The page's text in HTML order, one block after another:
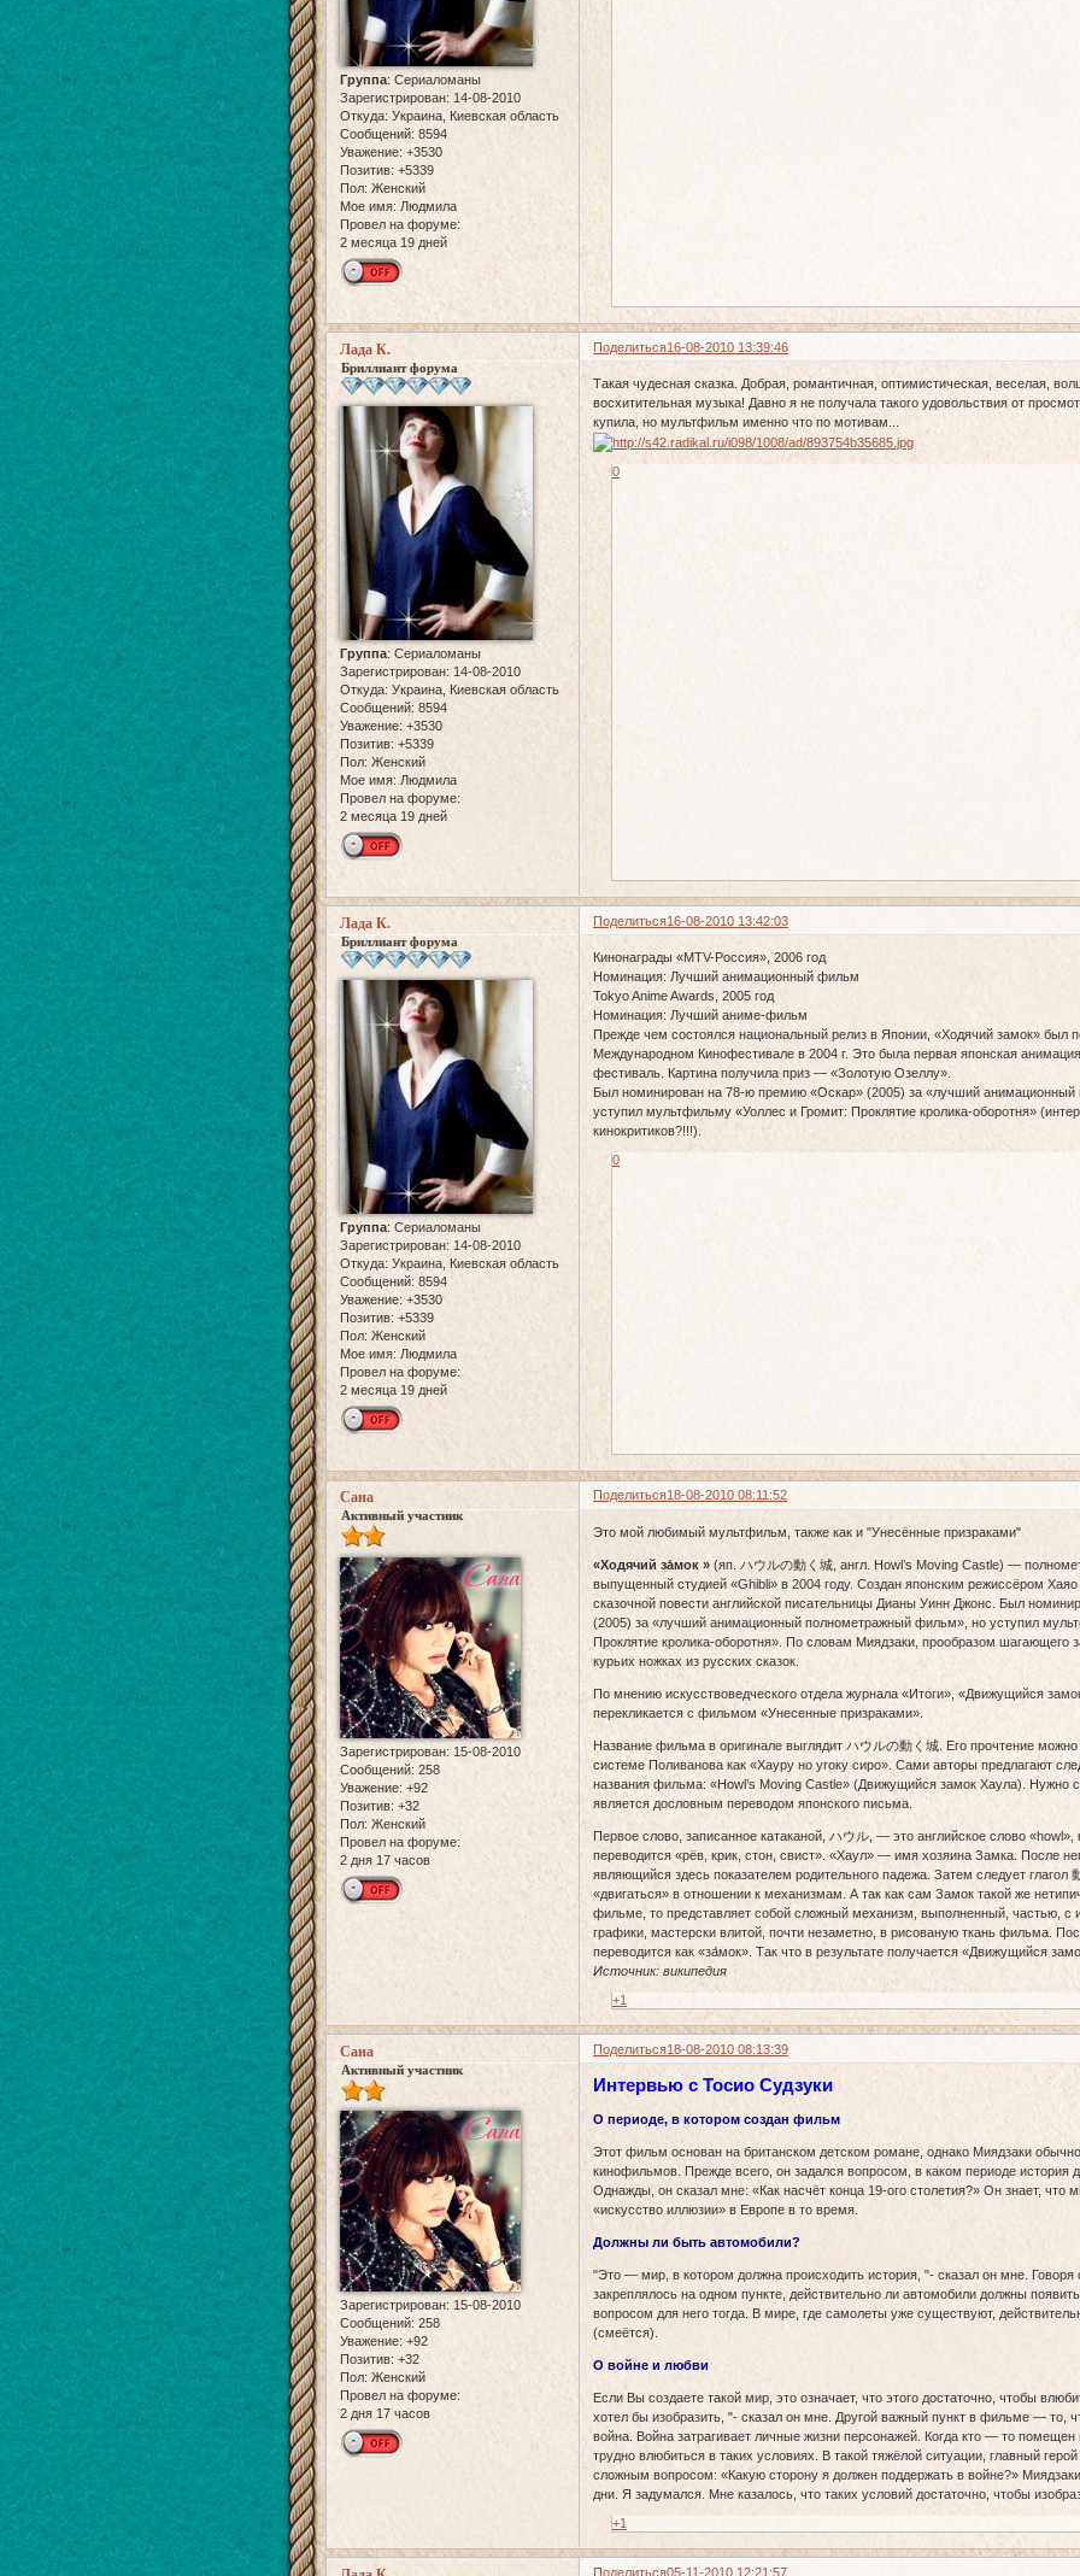
Группа: Сериаломаны
Зарегистрирован: 14-08-2010
Откуда: Украина, Киевская область
Сообщений: 8594
Уважение: +3530
Позитив: +5339
Пол: Женский
Мое имя: Людмила
Провел на форуме:
2 месяца 19 дней
Поделиться16-08-2010 13:39:46
Лада К.
Бриллиант форума
Группа: Сериаломаны
Зарегистрирован: 14-08-2010
Откуда: Украина, Киевская область
Сообщений: 8594
Уважение: +3530
Позитив: +5339
Пол: Женский
Мое имя: Людмила
Провел на форуме:
2 месяца 19 дней
Такая чудесная сказка. Добрая, романтичная, оптимистическая, веселая,
восхитительная музыка! Давно я не получала такого удовольствия от
купила, но мультфильм именно что по мотивам...
0
Поделиться16-08-2010 13:42:03
Лада К.
Бриллиант форума
Группа: Сериаломаны
Зарегистрирован: 14-08-2010
Откуда: Украина, Киевская область
Сообщений: 8594
Уважение: +3530
Позитив: +5339
Пол: Женский
Мое имя: Людмила
Провел на форуме:
2 месяца 19 дней
Кинонаграды «MTV-Россия», 2006 год
Номинация: Лучший анимационный фильм
Tokyo Anime Awards, 2005 год
Номинация: Лучший аниме-фильм
Прежде чем состоялся национальный релиз в Японии, «Ходячий замок» был
Международном Кинофестивале в 2004 г. Это была первая японская
фестиваль. Картина получила приз — «Золотую Озеллу».
Был номинирован на 78-ю премию «Оскар» (2005) за «лучший
уступил мультфильму «Уоллес и Громит: Проклятие кролика-оборотня»
кинокритиков?!!!).
0
Поделиться18-08-2010 08:11:52
Сана
Активный участник
Зарегистрирован: 15-08-2010
Сообщений: 258
Уважение: +92
Позитив: +32
Пол: Женский
Провел на форуме:
2 дня 17 часов
Это мой любимый мультфильм, также как и "Унесённые призраками"
«Ходячий за́мок » (яп. ハウルの動く城, англ. Howl’s Moving Castle) —
выпущенный студией «Ghibli» в 2004 году. Создан японским режиссёром
сказочной повести английской писательницы Дианы Уинн Джонс. Был
(2005) за «лучший анимационный полнометражный фильм», но уступил
Проклятие кролика-оборотня». По словам Миядзаки, прообразом шагающего
курьих ножках из русских сказок.
По мнению искусствоведческого отдела журнала «Итоги», «Движущийся
перекликается с фильмом «Унесенные призраками».
Название фильма в оригинале выглядит ハウルの動く城. Его прочтение можно
системе Поливанова как «Хауру но угоку сиро». Сами авторы предлагают
названия фильма: «Howl’s Moving Castle» (Движущийся замок Хаула). Нужно
является дословным переводом японского письма.
Первое слово, записанное катаканой, ハウル, — это английское слово «howl»,
переводится «рёв, крик, стон, свист». «Хаул» — имя хозяина Замка. После
являющийся здесь показателем родительного падежа. Затем следует глагол
«двигаться» в отношении к механизмам. А так как сам Замок такой же
фильме, то представляет собой сложный механизм, выполненный, частью, с
графики, мастерски влитой, почти незаметно, в рисованую ткань фильма.
переводится как «за́мок». Так что в результате получается «Движущийся
Источник: википедия
+1
Поделиться18-08-2010 08:13:39
Сана
Активный участник
Зарегистрирован: 15-08-2010
Сообщений: 258
Уважение: +92
Позитив: +32
Пол: Женский
Провел на форуме:
2 дня 17 часов
Интервью с Тосио Судзуки
О периоде, в котором создан фильм
Этот фильм основан на британском детском романе, однако Миядзаки
кинофильмов. Прежде всего, он задался вопросом, в каком периоде история
Однажды, он сказал мне: «Как насчёт конца 19-ого столетия?» Он знает, что
«искусство иллюзии» в Европе в то время.
Должны ли быть автомобили?
"Это — мир, в котором должна происходить история, "- сказал он мне. Говоря
закреплялось на одном пункте, действительно ли автомобили должны
вопросом для него тогда. В мире, где самолеты уже существуют,
(смеётся).
О войне и любви
Если Вы создаете такой мир, это означает, что этого достаточно, чтобы
хотел бы изобразить, "- сказал он мне. Другой важный пункт в фильме — то,
война. Война затрагивает личные жизни персонажей. Когда кто — то помещен
трудно влюбиться в таких условиях. В такой тяжёлой ситуации, главный
сложным вопросом: «Какую сторону я должен поддержать в войне?»
дни. Я задумался. Мне казалось, что таких условий достаточно, чтобы
+1
Поделиться05-11-2010 12:21:57